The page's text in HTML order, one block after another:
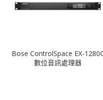
Bose ControlSpace EX-
數位音訊處理器